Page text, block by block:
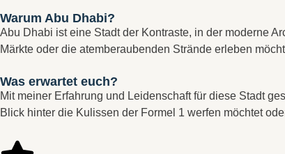
Warum Abu Dhabi?
Abu Dhabi ist eine Stadt der Kontraste, in der moderne
Märkte oder die atemberaubenden Strände erleben
Was erwartet euch?
Mit meiner Erfahrung und Leidenschaft für diese Stadt
Blick hinter die Kulissen der Formel 1 werfen möchtet